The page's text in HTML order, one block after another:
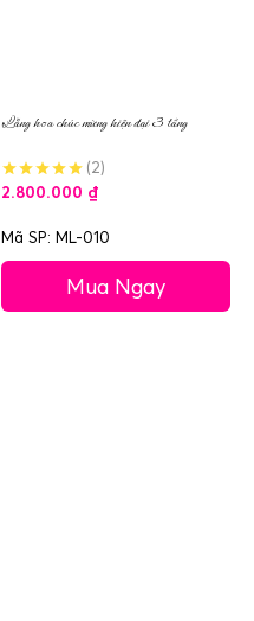
Lẵng hoa chúc mừng hiện đại 3 tầng
(2)
2.800.000 ₫
Mã SP: ML-010
Mua Ngay